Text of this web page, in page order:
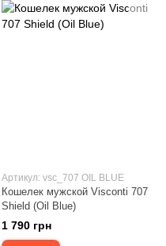
Артикул: vsc_707 OIL BLUE
Кошелек мужской Visconti 707
Shield (Oil Blue)
1 790 грн